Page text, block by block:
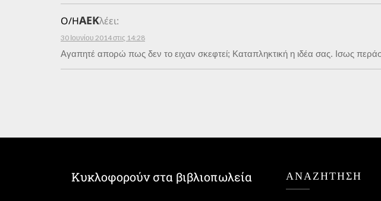
Ο/ΗΑΕΚλέει:
30 Ιουνίου 2014 στις 14:28
Αγαπητέ απορώ πως δεν το ειχαν σκεφτεί; Καταπληκτική η ιδέα σας. Ισως
Κυκλοφορούν στα βιβλιοπωλεία ΑΝΑΖΉΤΗΣΗ